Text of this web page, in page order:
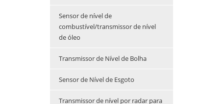
Sensor de nível de
combustível/transmissor de nível
de óleo
Transmissor de Nível de Bolha
Sensor de Nível de Esgoto
Transmissor de nível por radar para